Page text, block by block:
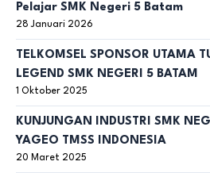
Pelajar SMK Negeri 5 Batam
28 Januari 2026
TELKOMSEL SPONSOR UTAMA
LEGEND SMK NEGERI 5 BATAM
1 Oktober 2025
KUNJUNGAN INDUSTRI SMK
YAGEO TMSS INDONESIA
20 Maret 2025